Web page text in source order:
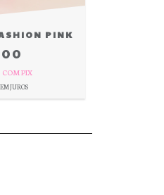
PINK
COMPIX
JUROS